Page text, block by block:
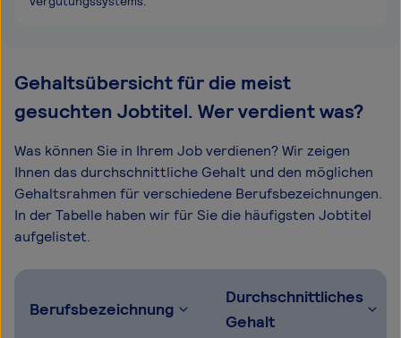
Gehaltsübersicht für die meist
gesuchten Jobtitel. Wer verdient was?
Was können Sie in Ihrem Job verdienen? Wir zeigen
Ihnen das durchschnittliche Gehalt und den möglichen
Gehaltsrahmen für verschiedene Berufsbezeichnungen.
In der Tabelle haben wir für Sie die häufigsten Jobtitel
aufgelistet.
Berufsbezeichnung
Durchschnittliches
Gehalt